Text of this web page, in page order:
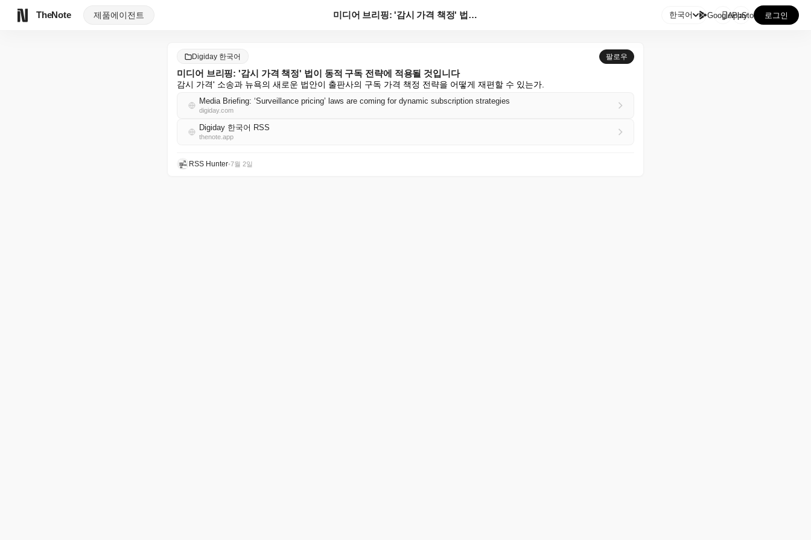
TheNote 제품에이전트 미디어 브리핑: '감시 가격 책정' 법이 동적 구독 전... 한국어 GooglePlay
AppStore 로그인
Digiday 한국어 팔로우
미디어 브리핑: '감시 가격 책정' 법이 동적 구독 전략에 적용될 것입니다
감시 가격' 소송과 뉴욕의 새로운 법안이 출판사의 구독 가격 책정 전략을 어떻게 재편할 수 있는가.
Media Briefing: ‘Surveillance pricing’ laws are coming for dynamic subscription strategies
digiday.com
Digiday 한국어 RSS
thenote.app
RSS Hunter•7월 2일